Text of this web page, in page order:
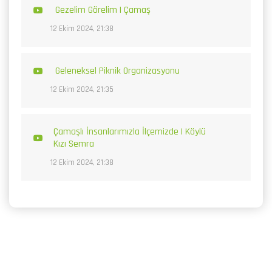
Gezelim Görelim | Çamaş
12 Ekim 2024, 21:38
Geleneksel Piknik Organizasyonu
12 Ekim 2024, 21:35
Çamaşlı İnsanlarımızla İlçemizde | Köylü
Kızı Semra
12 Ekim 2024, 21:38